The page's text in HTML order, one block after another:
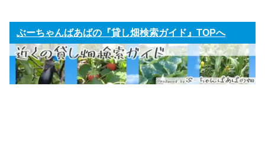
ぶーちゃんばあばの『貸し畑検索ガイド』TOPへ